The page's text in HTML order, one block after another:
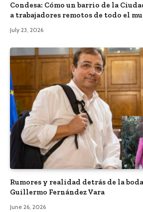
Condesa: Cómo un barrio de la
a trabajadores remotos de todo el
July 23, 2026
Rumores y realidad detrás de la
Guillermo Fernández Vara
June 26, 2026